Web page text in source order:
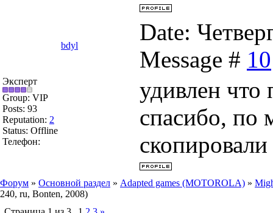
bdyl
Date:
Message # 10
Эксперт
Group: VIP
Posts: 93
Reputation: 2
Status: Offline
Телефон:
удивлен
спасибо, по
Форум » Основной раздел » Adapted games (MOTOROLA) »
240, ru, Bonten, 2008)